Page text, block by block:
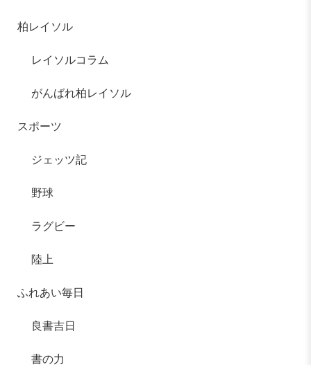
柏レイソル
レイソルコラム
がんばれ柏レイソル
スポーツ
ジェッツ記
野球
ラグビー
陸上
ふれあい毎日
良書吉日
書の力